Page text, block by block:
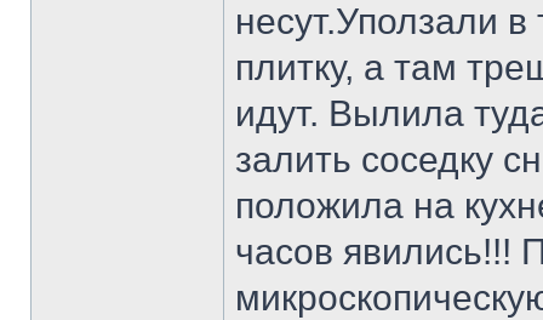
несут.Уползали
плитку, а там
идут. Вылила
залить соседку
положила на
часов явились!!!